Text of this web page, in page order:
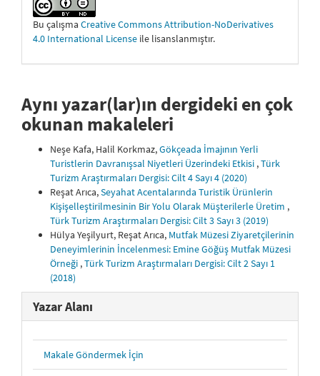
Bu çalışma Creative Commons Attribution-NoDerivatives
4.0 International License ile lisanslanmıştır.
Aynı yazar(lar)ın dergideki en çok
okunan makaleleri
Neşe Kafa, Halil Korkmaz,Gökçeada İmajının Yerli
Turistlerin Davranışsal Niyetleri Üzerindeki Etkisi ,Türk
Turizm Araştırmaları Dergisi: Cilt 4 Sayı 4 (2020)
Reşat Arıca,Seyahat Acentalarında Turistik Ürünlerin
Kişişelleştirilmesinin Bir Yolu Olarak Müşterilerle Üretim ,
Türk Turizm Araştırmaları Dergisi: Cilt 3 Sayı 3 (2019)
Hülya Yeşilyurt, Reşat Arıca, Mutfak Müzesi Ziyaretçilerinin
Deneyimlerinin İncelenmesi: Emine Göğüş Mutfak Müzesi
Örneği ,Türk Turizm Araştırmaları Dergisi: Cilt 2 Sayı 1
(2018)
Yazar Alanı
Makale Göndermek İçin